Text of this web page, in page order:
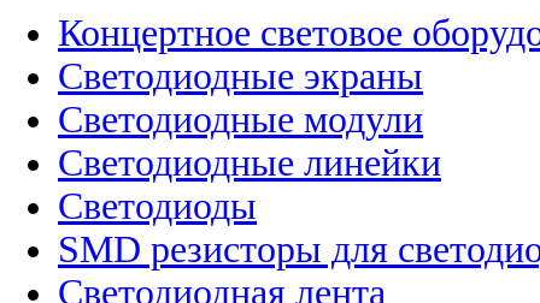
Концертное световое
Cветодиодные экраны
Светодиодные модули
Светодиодные линейки
Светодиоды
SMD резисторы для
Светодиодная лента